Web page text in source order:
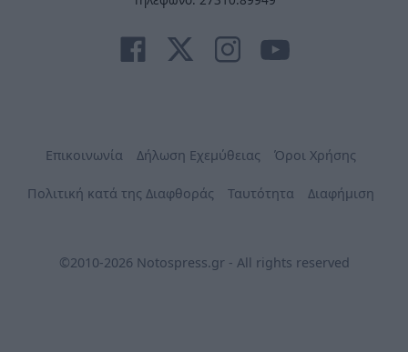
Επικοινωνία Δήλωση Εχεμύθειας Όροι Χρήσης
Πολιτική κατά της Διαφθοράς Ταυτότητα Διαφήμιση
©2010-2026 Notospress.gr - All rights reserved